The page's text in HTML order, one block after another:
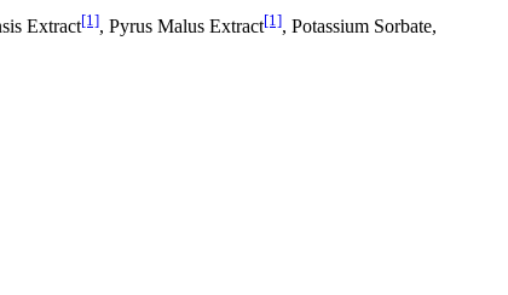
Extract[1], Pyrus Malus Extract[1], Potassium Sorbate,